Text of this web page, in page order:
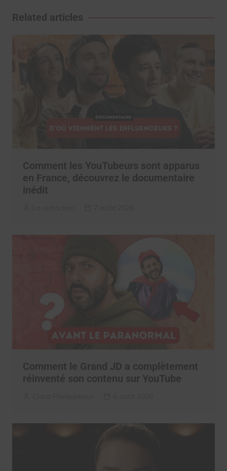
l’article
Related articles
Comment les YouTubeurs sont apparus
en France, découvrez le documentaire
inédit
Comment le Grand JD a complètement
réinventé son contenu sur YouTube